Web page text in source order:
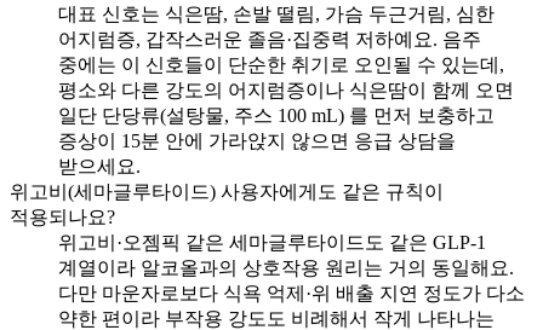
대표 신호는 식은땀, 손발 떨림, 가슴 두근거림, 심한
어지럼증, 갑작스러운 졸음·집중력 저하예요. 음주
중에는 이 신호들이 단순한 취기로 오인될 수 있는데,
평소와 다른 강도의 어지럼증이나 식은땀이 함께 오면
일단 단당류(설탕물, 주스 100 mL) 를 먼저 보충하고
증상이 15분 안에 가라앉지 않으면 응급 상담을
받으세요.
위고비(세마글루타이드) 사용자에게도 같은 규칙이
적용되나요?
위고비·오젬픽 같은 세마글루타이드도 같은 GLP-1
계열이라 알코올과의 상호작용 원리는 거의 동일해요.
다만 마운자로보다 식욕 억제·위 배출 지연 정도가 다소
약한 편이라 부작용 강도도 비례해서 작게 나타나는